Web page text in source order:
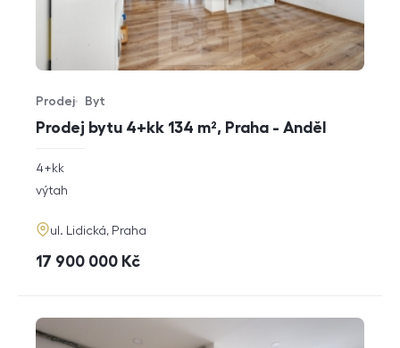
Prodej bytu 4+kk 134 m², Praha - Anděl
Typ nabídky
Prodej
Typ nemovitosti
Byt
rozměry
dispozice
4+kk
funkce
výtah
adresa
ul. Lidická, Praha
cena
17 900 000 Kč